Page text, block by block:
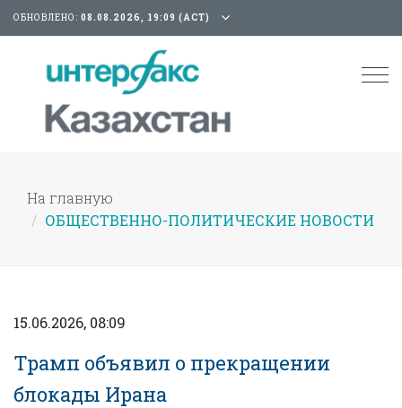
ОБНОВЛЕНО: 08.08.2026, 19:09 (АСТ)
На главную
ОБЩЕСТВЕННО-ПОЛИТИЧЕСКИЕ НОВОСТИ
15.06.2026, 08:09
Трамп объявил о прекращении
блокады Ирана